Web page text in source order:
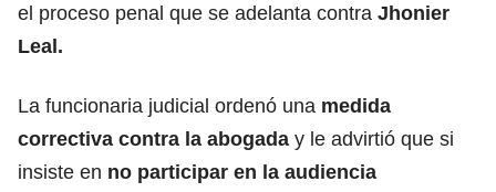
el proceso penal que se adelanta contra Jhonier
Leal.
La funcionaria judicial ordenó una medida
correctiva contra la abogada y le advirtió que si
insiste en no participar en la audiencia